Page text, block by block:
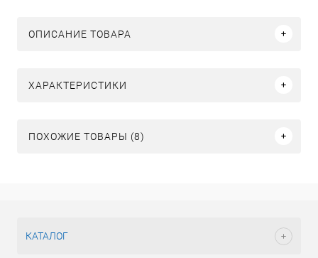
ОПИСАНИЕ ТОВАРА
ХАРАКТЕРИСТИКИ
ПОХОЖИЕ ТОВАРЫ (8)
КАТАЛОГ